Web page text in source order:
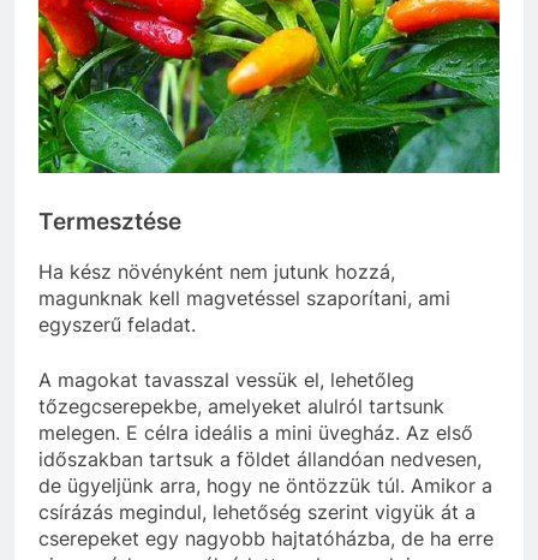
Termesztése
Ha kész növényként nem jutunk hozzá,
magunknak kell magvetéssel szaporítani, ami
egyszerű feladat.
A magokat tavasszal vessük el, lehetőleg
tőzegcserepekbe, amelyeket alulról tartsunk
melegen. E célra ideális a mini üvegház. Az első
időszakban tartsuk a földet állandóan nedvesen,
de ügyeljünk arra, hogy ne öntözzük túl. Amikor a
csírázás megindul, lehetőség szerint vigyük át a
cserepeket egy nagyobb hajtatóházba, de ha erre